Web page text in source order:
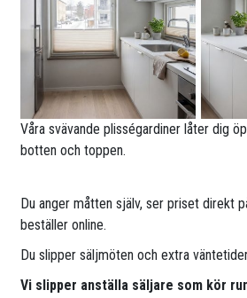
Våra svävande plisségardiner låter dig
botten och toppen.
Du anger måtten själv, ser priset direkt
beställer online.
Du slipper säljmöten och extra
Vi slipper anställa säljare som kör